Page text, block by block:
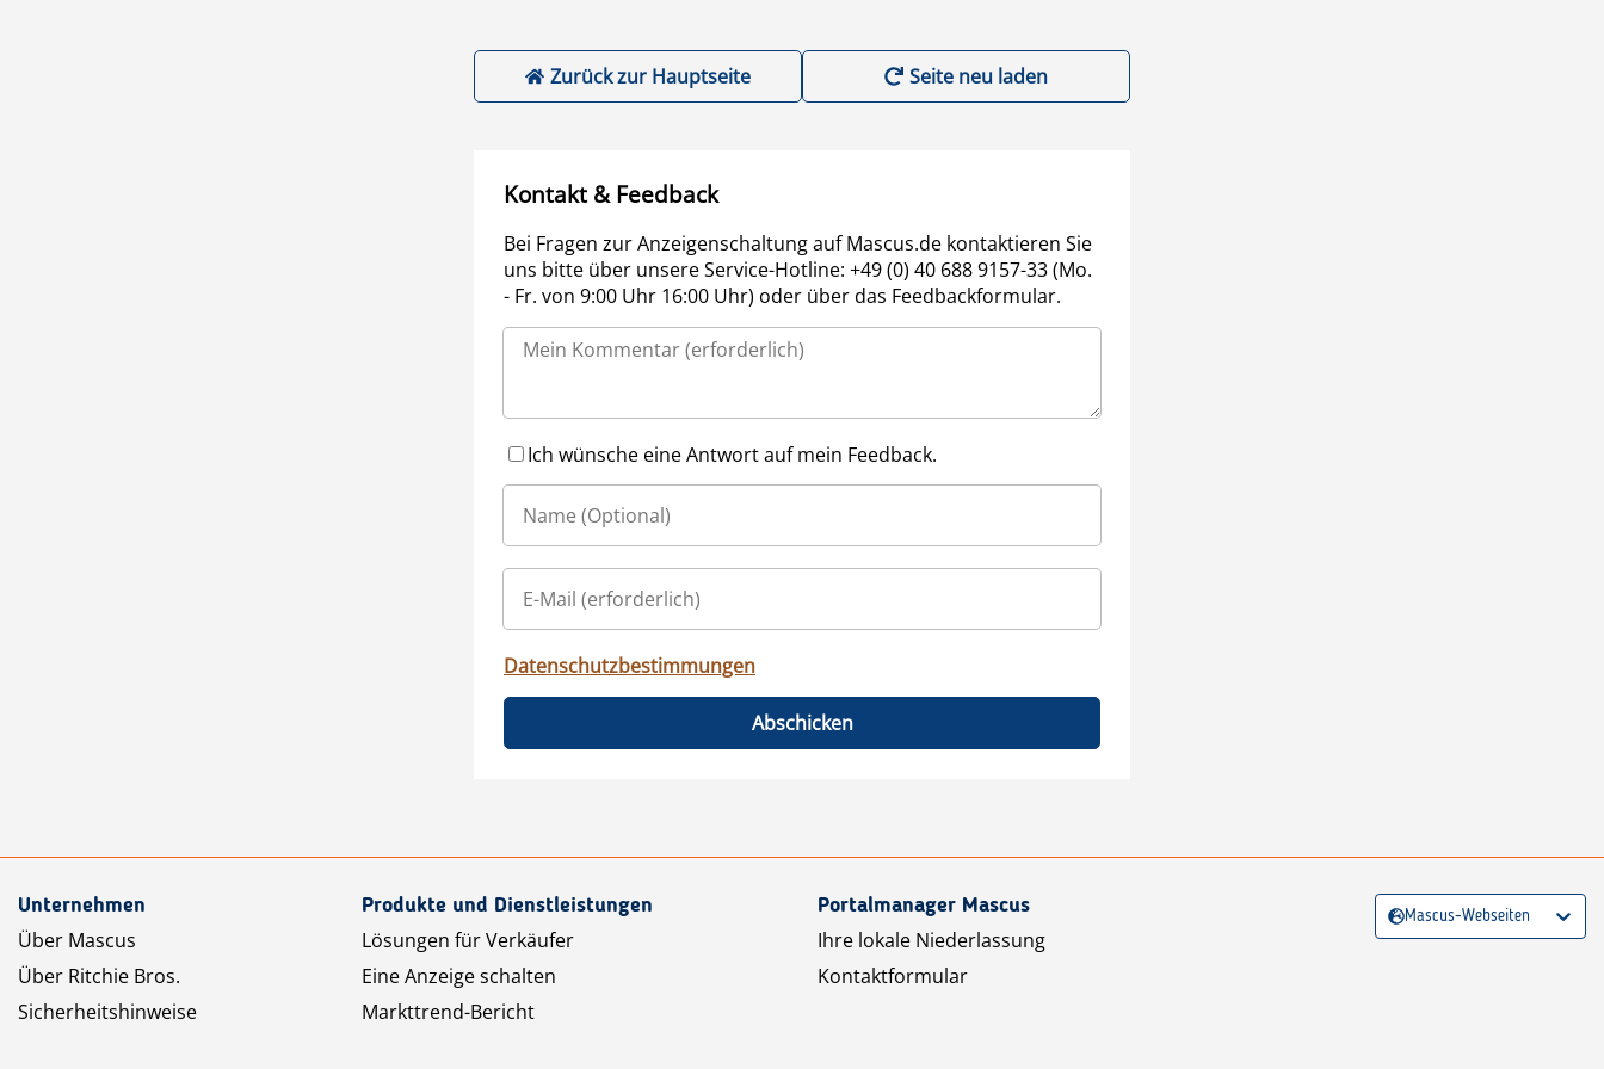
Zurück zur Hauptseite Seite neu laden
Kontakt & Feedback
Bei Fragen zur Anzeigenschaltung auf Mascus.de kontaktieren Sie
uns bitte über unsere Service-Hotline: +49 (0) 40 688 9157-33 (Mo.
- Fr. von 9:00 Uhr 16:00 Uhr) oder über das Feedbackformular.
Ich wünsche eine Antwort auf mein Feedback.
Datenschutzbestimmungen
Abschicken
Unternehmen
Über Mascus
Über Ritchie Bros.
Sicherheitshinweise
Produkte und Dienstleistungen
Lösungen für Verkäufer
Eine Anzeige schalten
Markttrend-Bericht
Portalmanager Mascus
Ihre lokale Niederlassung
Kontaktformular
Mascus-Webseiten